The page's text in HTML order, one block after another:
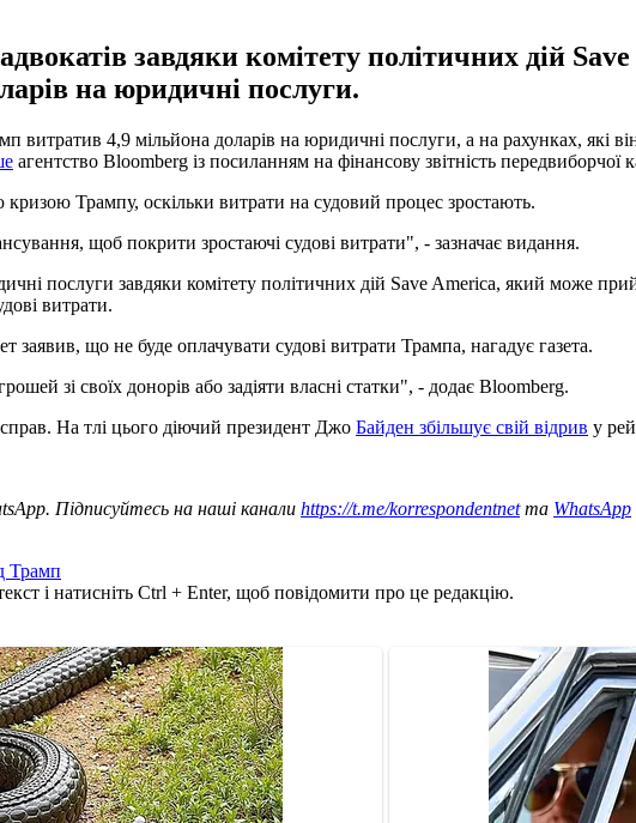
завдяки комітету політичних дій
на юридичні послуги.
4,9 мільйона доларів на юридичні послуги, а на рахунках, які
агентство Bloomberg із посиланням на фінансову звітність передвиборчої
Трампу, оскільки витрати на судовий процес зростають.
щоб покрити зростаючі судові витрати", - зазначає видання.
послуги завдяки комітету політичних дій Save America, який може
витрати.
заявив, що не буде оплачувати судові витрати Трампа, нагадує газета.
зі своїх донорів або задіяти власні статки", - додає Bloomberg.
На тлі цього діючий президент Джо Байден збільшує свій відрив у
Підписуйтесь на наші канали https://t.me/korrespondentnetта WhatsApp
Трамп
і натисніть Ctrl + Enter, щоб повідомити про це редакцію.